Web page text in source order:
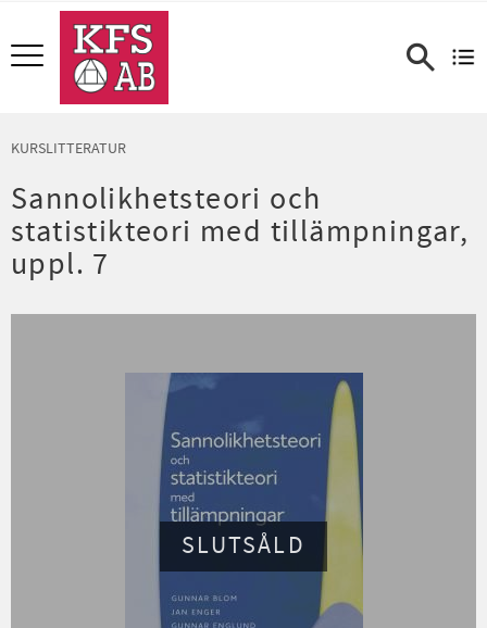
Meny
KURSLITTERATUR
Sannolikhetsteori och
statistikteori med tillämpningar,
uppl. 7
SLUTSÅLD